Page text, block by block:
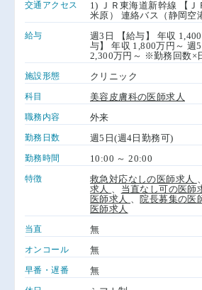
交通アクセス
1) ＪＲ東海道新幹線 【
米原） 連絡バス（静岡空
給与
週3日 【給与】 年収
与】 年収 1,800万円～ 週
2,300万円～ ※勤務回数×
施設形態 クリニック
科目 美容皮膚科の医師求人
職務内容 外来
勤務日数 週5日(週4日勤務可)
勤務時間 10:00 ～ 20:00
特徴 救急対応なしの医師求人
求人
当直なし可の医師
医師求人
、院長募集の医
医師求人
当直 無
オンコール 無
早番・遅番 無